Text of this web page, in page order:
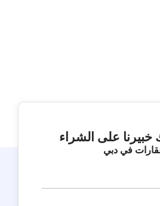
على الشراء
في دبي